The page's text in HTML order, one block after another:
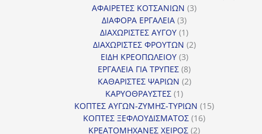
ΑΦΑΙΡΕΤΕΣ ΚΟΤΣΑΝΙΩΝ 33
ΔΙΑΦΟΡΑ ΕΡΓΑΛΕΙΑ 33
προϊόντα
ΔΙΑΧΩΡΙΣΤΕΣ ΑΥΓΟΥ 11
προϊόν
ΔΙΑΧΩΡΙΣΤΕΣ ΦΡΟΥΤΩΝ 22
ΕΙΔΗ ΚΡΕΟΠΩΛΕΙΟΥ 33
προϊόντα
ΕΡΓΑΛΕΙΑ ΓΙΑ ΤΡΥΠΕΣ 88
προϊόντα
ΚΑΘΑΡΙΣΤΕΣ ΨΑΡΙΩΝ 22
ΚΑΡΥΟΘΡΑΥΣΤΕΣ 11
προϊόν
ΚΟΠΤΕΣ ΑΥΓΩΝ-ΖΥΜΗΣ-ΤΥΡΙΩΝ 1515
ΚΟΠΤΕΣ ΞΕΦΛΟΥΔΙΣΜΑΤΟΣ 1616
ΚΡΕΑΤΟΜΗΧΑΝΕΣ ΧΕΙΡΟΣ 22